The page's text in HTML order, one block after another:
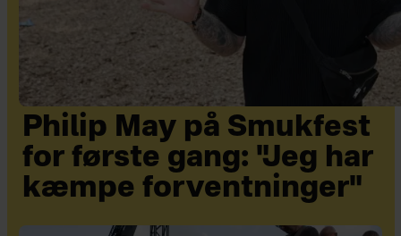
Philip May på Smukfest
for første gang: "Jeg har
kæmpe forventninger"